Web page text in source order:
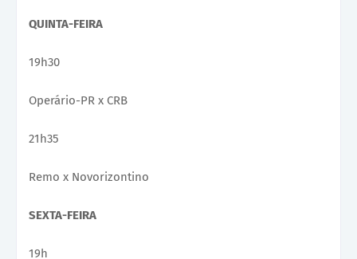
QUINTA-FEIRA
19h30
Operário-PR x CRB
21h35
Remo x Novorizontino
SEXTA-FEIRA
19h